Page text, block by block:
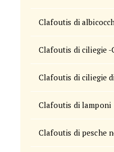
Clafoutis di
Clafoutis di ciliegie -
Clafoutis di ciliegie
Clafoutis di lamponi
Clafoutis di pesche